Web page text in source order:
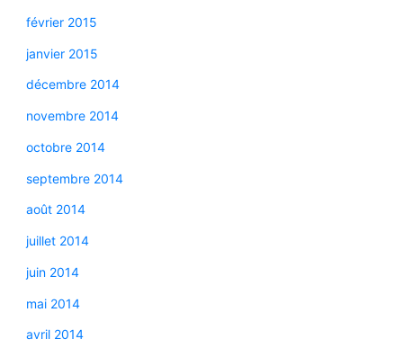
février 2015
janvier 2015
décembre 2014
novembre 2014
octobre 2014
septembre 2014
août 2014
juillet 2014
juin 2014
mai 2014
avril 2014